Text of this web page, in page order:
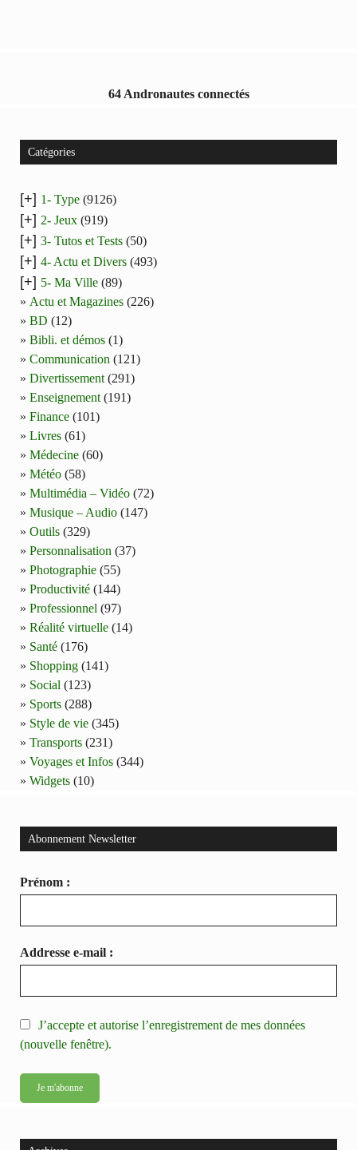
64 Andronautes connectés
Catégories
[+] 1- Type (9126)
[+] 2- Jeux (919)
[+] 3- Tutos et Tests (50)
[+] 4- Actu et Divers (493)
[+] 5- Ma Ville (89)
Actu et Magazines (226)
BD (12)
Bibli. et démos (1)
Communication (121)
Divertissement (291)
Enseignement (191)
Finance (101)
Livres (61)
Médecine (60)
Météo (58)
Multimédia – Vidéo (72)
Musique – Audio (147)
Outils (329)
Personnalisation (37)
Photographie (55)
Productivité (144)
Professionnel (97)
Réalité virtuelle (14)
Santé (176)
Shopping (141)
Social (123)
Sports (288)
Style de vie (345)
Transports (231)
Voyages et Infos (344)
Widgets (10)
Abonnement Newsletter
Prénom :
Addresse e-mail :
J’accepte et autorise l’enregistrement de mes données
(nouvelle fenêtre).